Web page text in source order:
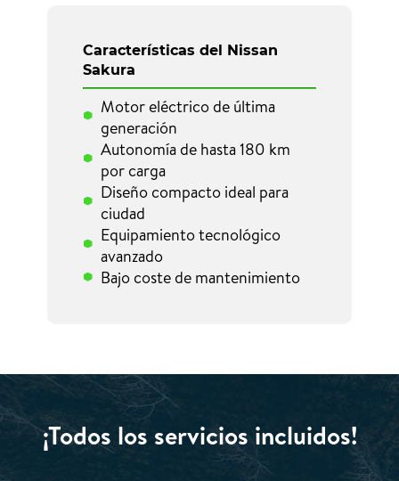
Características del Nissan
Sakura
Motor eléctrico de última
generación
Autonomía de hasta 180 km
por carga
Diseño compacto ideal para
ciudad
Equipamiento tecnológico
avanzado
Bajo coste de mantenimiento
¡Todos los servicios incluidos!